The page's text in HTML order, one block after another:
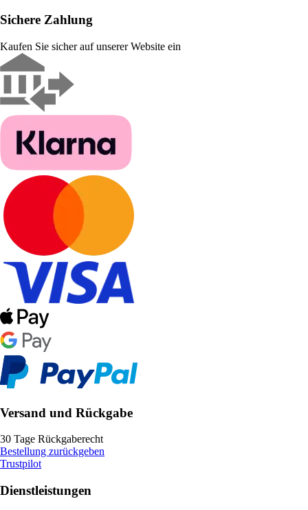
Sichere Zahlung
Kaufen Sie sicher auf unserer Website ein
Versand und Rückgabe
30 Tage Rückgaberecht
Bestellung zurückgeben
Trustpilot
Dienstleistungen